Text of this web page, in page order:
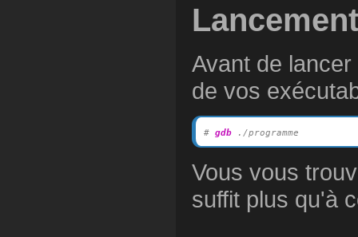
Lancement
Avant de
de vos
# gdb ./programme
Vous vous
suffit plus qu'à